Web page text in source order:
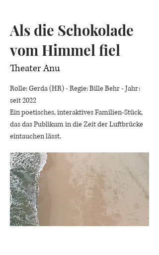
Als die Schokolade
vom Himmel fiel
Theater Anu
Rolle: Gerda (HR) - Regie: Bille Behr - Jahr:
seit 2022
Ein poetisches, interaktives Familien-Stück,
das das Publikum in die Zeit der Luftbrücke
eintauchen lässt.